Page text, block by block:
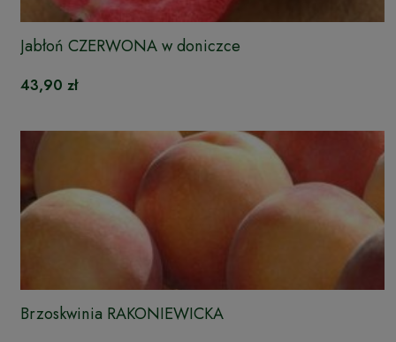
Jabłoń CZERWONA w doniczce
43,90 zł
Brzoskwinia RAKONIEWICKA